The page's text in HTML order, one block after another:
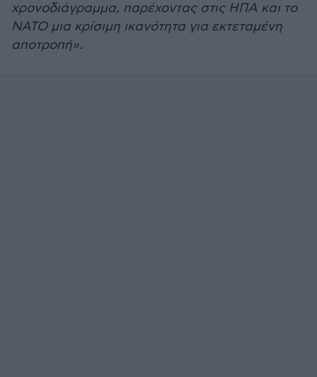
χρονοδιάγραμμα, παρέχοντας στις ΗΠΑ και το
ΝΑΤΟ μια κρίσιμη ικανότητα για εκτεταμένη
αποτροπή».